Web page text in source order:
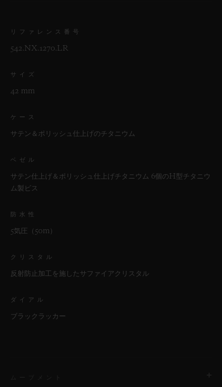
リファレンス番号
542.NX.1270.LR
サイズ
42 mm
ケース
サテン＆ポリッシュ仕上げのチタニウム
ベゼル
サテン仕上げ＆ポリッシュ仕上げチタニウム 6個のH型チタニウ
ム製ビス
防水性
5気圧（50m）
クリスタル
反射防止加工を施したサファイアクリスタル
ダイアル
ブラックラッカー